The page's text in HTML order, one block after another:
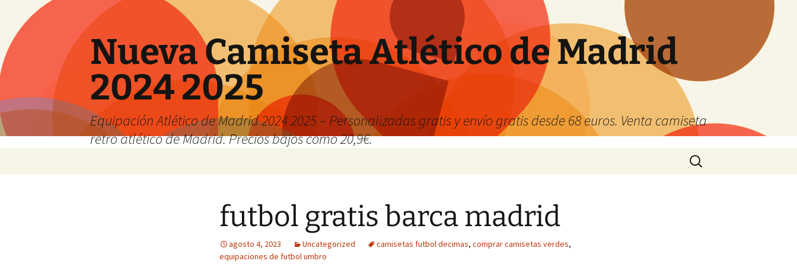
Nueva Camiseta Atlético de Madrid
2024 2025
Equipación Atlético de Madrid 2024 2025 – Personalizadas gratis y envío gratis desde 68 euros. Venta camiseta
retro atlético de Madrid. Precios bajos como 20,9€.
Buscar:
futbol gratis barca madrid
agosto 4, 2023 Uncategorized camisetas futbol decimas, comprar camisetas verdes,
equipaciones de futbol umbro